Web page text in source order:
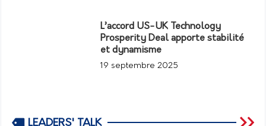
L’accord US-UK Technology
Prosperity Deal apporte stabilité
et dynamisme
19 septembre 2025
LEADERS' TALK